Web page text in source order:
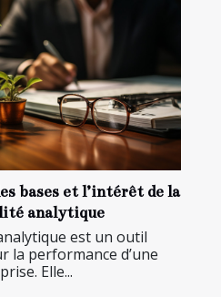
bases et l’intérêt de la
analytique
est un outil
la performance d’une
Elle...